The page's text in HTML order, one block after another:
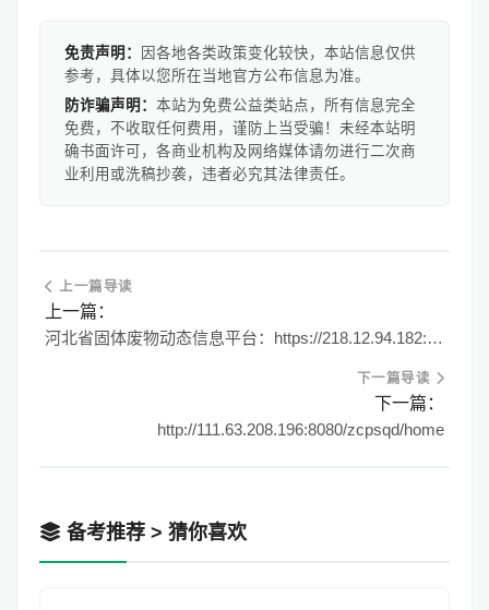
免责声明：
因各地各类政策变化较快，本站信息仅供
参考，具体以您所在当地官方公布信息为准。
防诈骗声明： 本站为免费公益类站点，所有信息完全
免费，不收取任何费用，谨防上当受骗！未经本站明
确书面许可，各商业机构及网络媒体请勿进行二次商
业利用或洗稿抄袭，违者必究其法律责任。
上一篇导读
上一篇：
河北省固体废物动态信息平台：https://218.12.94.182:81/index.jsp
下一篇导读
下一篇：
http://111.63.208.196:8080/zcpsqd/home
备考推荐 > 猜你喜欢